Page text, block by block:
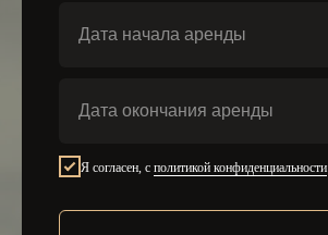
Я согласен, с политикой конфиденциальности